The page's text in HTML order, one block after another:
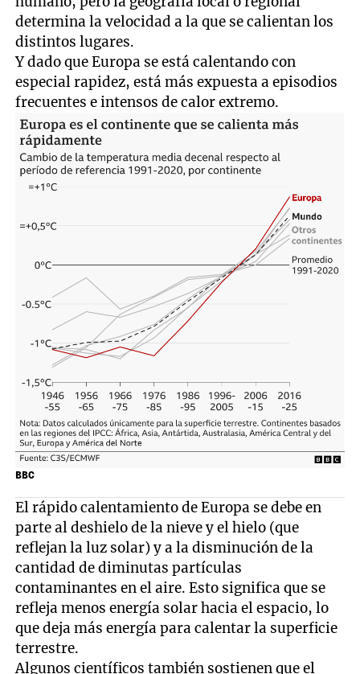
determina la velocidad a la que se calientan los
distintos lugares.
Y dado que Europa se está calentando con
especial rapidez, está más expuesta a episodios
frecuentes e intensos de calor extremo.
BBC
El rápido calentamiento de Europa se debe en
parte al deshielo de la nieve y el hielo (que
reflejan la luz solar) y a la disminución de la
cantidad de diminutas partículas
contaminantes en el aire. Esto significa que se
refleja menos energía solar hacia el espacio, lo
que deja más energía para calentar la superficie
terrestre.
Algunos científicos también sostienen que el